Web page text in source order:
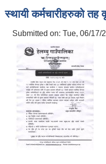
स्थायी कर्मचारीहरुको तह
Submitted on: Tue, 06/17/